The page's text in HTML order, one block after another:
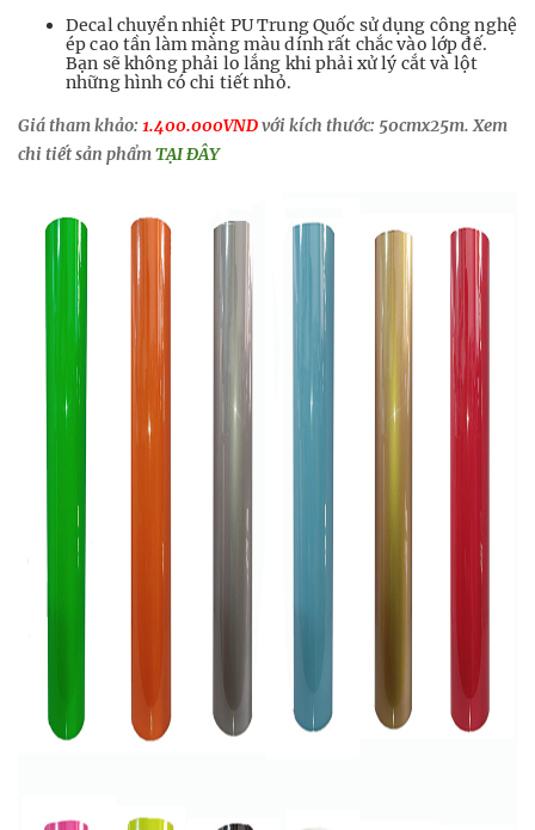
Decal chuyển nhiệt PU Trung Quốc sử dụng công nghệ
ép cao tần làm màng màu dính rất chắc vào lớp đế.
Bạn sẽ không phải lo lắng khi phải xử lý cắt và lột
những hình có chi tiết nhỏ.
Giá tham khảo: 1.400.000VNDvới kích thước: 50cmx25m. Xem
chi tiết sản phẩmTẠI ĐÂY